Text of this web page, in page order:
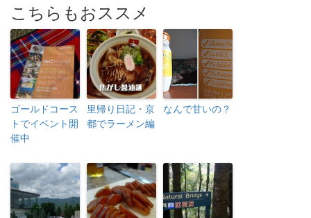
こちらもおススメ
ゴールドコース
トでイベント開
催中
里帰り日記・京
都でラーメン編
なんで甘いの？